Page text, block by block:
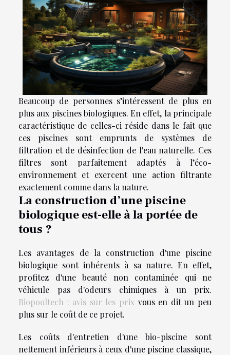
Beaucoup de personnes s’intéressent de plus en
plus aux piscines biologiques. En effet, la principale
caractéristique de celles-ci réside dans le fait que
ces piscines sont emprunts de systèmes de
filtration et de désinfection de l'eau naturelle. Ces
filtres sont parfaitement adaptés à l’éco-
environnement et exercent une action filtrante
exactement comme dans la nature.
La construction d’une piscine
biologique est-elle à la portée de
tous ?
Les avantages de la construction d'une piscine
biologique sont inhérents à sa nature. En effet,
profitez d'une beauté non contaminée qui ne
véhicule pas d'odeurs chimiques à un prix.
Biopooltech : avis sur les prix vous en dit un peu
plus sur le coût de ce projet.
Les coûts d'entretien d'une bio-piscine sont
nettement inférieurs à ceux d'une piscine classique,